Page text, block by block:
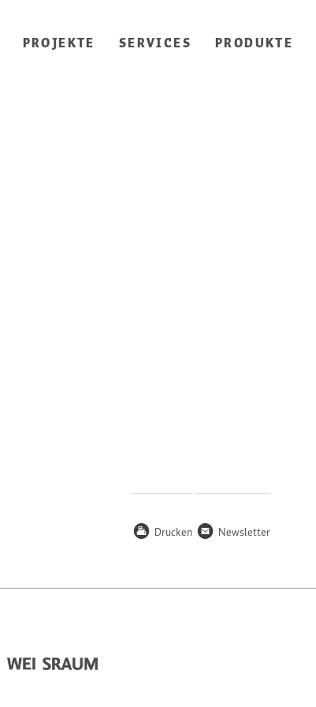
PROJEKTE SERVICES PRODUKTE
P Drucken n Newsletter